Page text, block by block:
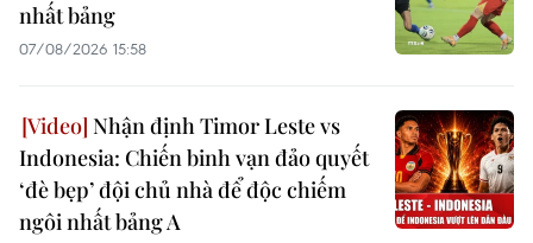
nhất bảng
07/08/2026 15:58
Nhận định Timor Leste vs
Indonesia: Chiến binh vạn đảo quyết
‘đè bẹp’ đội chủ nhà để độc chiếm
ngôi nhất bảng A